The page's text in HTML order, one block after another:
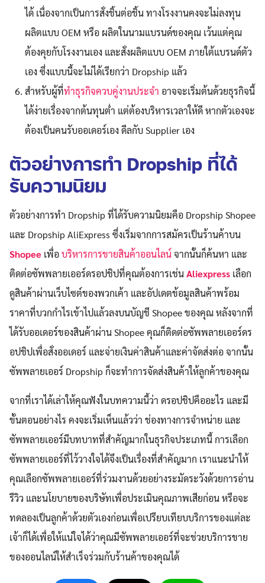
ได้ เนื่องจากเป็นการสั่งชิ้นต่อชิ้น ทางโรงงานคงจะไม่ลงทุน
ผลิตแบบ OEM หรือ ผลิตในนามแบรนด์ของคุณ เว้นแต่คุณ
ต้องคุยกับโรงงานเอง และสั่งผลิตแบบ OEM ภายใต้แบรนด์ตัว
เอง ซึ่งแบบนี้จะไม่ได้เรียกว่า Dropship แล้ว
สำหรับผู้ที่ทำธุรกิจควบคู่งานประจำ อาจจะเริ่มต้นด้วยธุรกิจนี้
ได้ง่ายเรื่องจากต้นทุนต่ำ แต่ต้องบริหารเวลาให้ดี หากตัวเองจะ
ต้องเป็นคนรับออเดอร์เอง ดีลกับ Supplier เอง
ตัวอย่างการทำ Dropship ที่ได้
รับความนิยม
ตัวอย่างการทำ Dropship ที่ได้รับความนิยมคือ Dropship Shopee
และ Dropship AliExpress ซึ่งเริ่มจากการสมัครเป็นร้านค้าบน
Shopee เพื่อบริหารการขายสินค้าออนไลน์จากนั้นก็ค้นหา และ
ติดต่อซัพพลายเออร์ดรอปชิปที่คุณต้องการเช่นAliexpress เลือก
ดูสินค้าผ่านเว็บไซต์ของพวกเค้า และอัปเดตข้อมูลสินค้าพร้อม
ราคาที่บวกกำไรเข้าไปแล้วลงบนบัญชี Shopee ของคุณ หลังจากที่
ได้รับออเดอร์ของสินค้าผ่าน Shopee คุณก็ติดต่อซัพพลายเออร์ดร
อปชิปเพื่อสั่งออเดอร์ และจ่ายเงินค่าสินค้าและค่าจัดส่งต่อ จากนั้น
ซัพพลายเออร์ Dropship ก็จะทำการจัดส่งสินค้าให้ลูกค้าของคุณ
จากที่เราได้เล่าให้คุณฟังในบทความนี้ว่า ดรอปชิปคืออะไร และมี
ขั้นตอนอย่างไร คงจะเริ่มเห็นแล้วว่า ช่องทางการจำหน่าย และ
ซัพพลายเออร์มีบทบาทที่สำคัญมากในธุรกิจประเภทนี้ การเลือก
ซัพพลายเออร์ที่ไว้วางใจได้จึงเป็นเรื่องที่สำคัญมาก เราแนะนำให้
คุณเลือกซัพพลายเออร์ที่ร่วมงานด้วยอย่างระมัดระวังด้วยการอ่าน
รีวิว และนโยบายของบริษัทเพื่อประเมินคุณภาพเสียก่อน หรือจะ
ทดลองเป็นลูกค้าด้วยตัวเองก่อนเพื่อเปรียบเทียบบริการของแต่ละ
เจ้าก็ได้เพื่อให้แน่ใจได้ว่าคุณมีซัพพลายเออร์ที่จะช่วยบริการขาย
ของออนไลน์ให้สำเร็จร่วมกับร้านค้าของคุณได้